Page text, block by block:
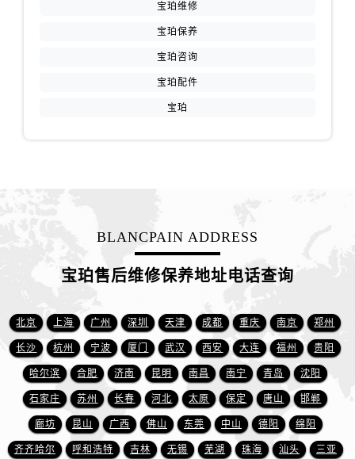
浙江省杭州市上城区钱江路1366号华润大厦A座5层503-5室宝珀售后服务中心（需提前预约）
浙江省舟山市定海区解放东路宝珀售后服务中心（需提前预约）
澳门特别行政区大堂区议事亭前地（新马路）宝珀售后服务中心（需提前预约）
澳门特别行政区风顺堂区南湾大马路宝珀售后服务中心（需提前预约）
澳门特别行政区花地玛堂区关闸广场宝珀售后服务中心（需提前预约）
澳门特别行政区花王堂区大三巴商圈宝珀售后服务中心（需提前预约）
澳门特别行政区嘉模堂区官也街宝珀售后服务中心（需提前预约）
澳门省路氹城市金光大道宝珀售后服务中心（需提前预约）
宝珀维修
宝珀保养
宝珀咨询
宝珀配件
宝珀
BLANCPAIN ADDRESS
宝珀售后维修保养地址电话查询
北京 上海 广州 深圳 天津 成都 重庆 南京 郑州
长沙 杭州 宁波 厦门 武汉 西安 大连 福州 贵阳
哈尔滨 合肥 济南 昆明 南昌 南宁 青岛 沈阳
石家庄 苏州 长春 河北 太原 保定 唐山 邯郸
廊坊 昆山 广西 佛山 东莞 中山 德阳 绵阳
齐齐哈尔 呼和浩特 吉林 无锡 芜湖 珠海 汕头 三亚